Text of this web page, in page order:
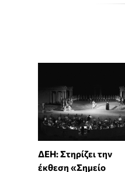
ΔΕΗ: Στηρίζει την
έκθεση «Σημείο